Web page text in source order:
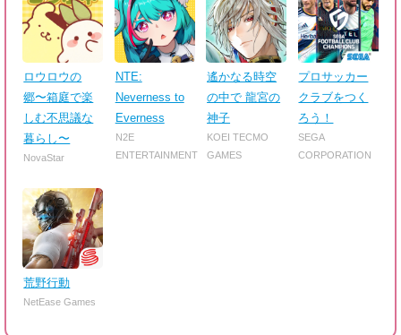
ロウロウの
郷〜箱庭で楽
しむ不思議な
暮らし〜
NovaStar
NTE:
Neverness to
Everness
N2E
ENTERTAINMENT
遙かなる時空
の中で 龍宮の
神子
KOEI TECMO
GAMES
プロサッカー
クラブをつく
ろう！
SEGA
CORPORATION
荒野行動
NetEase Games